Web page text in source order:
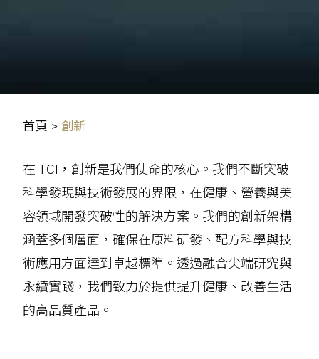
首頁 > 創新
在 TCI，創新是我們使命的核心。我們不斷突破
科學發現與技術發展的界限，在健康、營養與美
容領域開發突破性的解決方案。我們的創新架構
涵蓋多個層面，確保在原料研發、配方科學與技
術應用方面達到卓越標準。透過融合尖端研究與
永續實踐，我們致力於提供提升健康、改善生活
的高品質產品。